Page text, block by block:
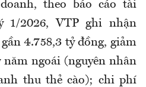
theo báo cáo tài
1/2026, VTP ghi nhận
4.758,3 tỷ đồng, giảm
năm ngoái (nguyên nhân
thu thẻ cào); chi phí